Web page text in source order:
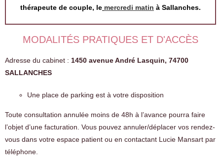
thérapeute de couple, le mercredi matin à Sallanches.
MODALITÉS PRATIQUES ET D'ACCÈS
Adresse du cabinet : 1450 avenue André Lasquin, 74700
SALLANCHES
Une place de parking est à votre disposition
Toute consultation annulée moins de 48h à l’avance pourra faire
l’objet d’une facturation. Vous pouvez annuler/déplacer vos rendez-
vous dans votre espace patient ou en contactant Lucie Mansart par
téléphone.